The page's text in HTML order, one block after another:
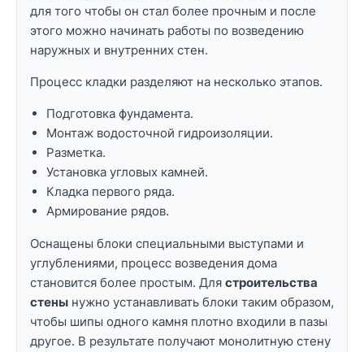
для того чтобы он стал более прочным и после
этого можно начинать работы по возведению
наружных и внутренних стен.
Процесс кладки разделяют на несколько этапов.
Подготовка фундамента.
Монтаж водосточной гидроизоляции.
Разметка.
Установка угловых камней.
Кладка первого ряда.
Армирование рядов.
Оснащены блоки специальными выступами и
углублениями, процесс возведения дома
становится более простым. Для строительства
стены нужно устанавливать блоки таким образом,
чтобы шипы одного камня плотно входили в пазы
другое. В результате получают монолитную стену